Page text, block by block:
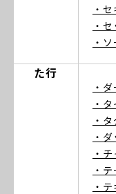
・
・
・
た行
・
・
・
・
・
・
・